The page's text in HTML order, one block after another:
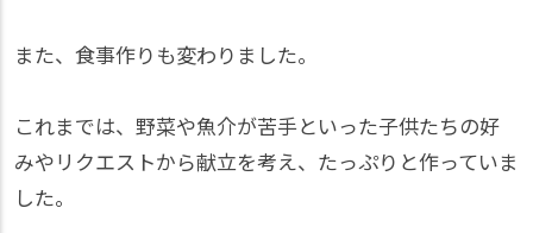
また、食事作りも変わりました。
これまでは、野菜や魚介が苦手といった子供たちの好
みやリクエストから献立を考え、たっぷりと作っていま
した。